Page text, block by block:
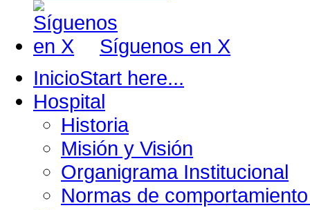
Síguenos en X
InicioStart here...
Hospital
Historia
Misión y Visión
Organigrama Institucional
Normas de